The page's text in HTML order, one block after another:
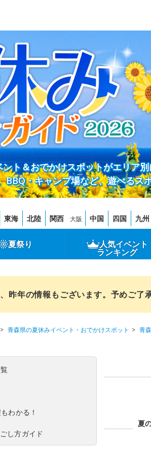
ト＆おでかけスポットがエリア
・キャンプ場など、遊べるス
東海 北陸 関西 大阪 中国 四国 九
夏祭り 人気イベント
ランキング
年の情報もございます。予めご了
青森県の夏休みイベント・おでかけスポット
青
わかる！
し方ガイド
夏